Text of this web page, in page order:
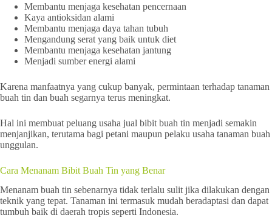
Membantu menjaga kesehatan pencernaan
Kaya antioksidan alami
Membantu menjaga daya tahan tubuh
Mengandung serat yang baik untuk diet
Membantu menjaga kesehatan jantung
Menjadi sumber energi alami
Karena manfaatnya yang cukup banyak, permintaan terhadap tanaman
buah tin dan buah segarnya terus meningkat.
Hal ini membuat peluang usaha jual bibit buah tin menjadi semakin
menjanjikan, terutama bagi petani maupun pelaku usaha tanaman buah
unggulan.
Cara Menanam Bibit Buah Tin yang Benar
Menanam buah tin sebenarnya tidak terlalu sulit jika dilakukan dengan
teknik yang tepat. Tanaman ini termasuk mudah beradaptasi dan dapat
tumbuh baik di daerah tropis seperti Indonesia.